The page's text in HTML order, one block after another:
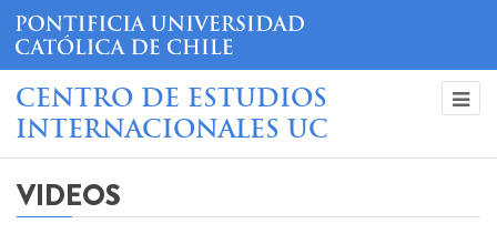
CENTRO DE ESTUDIOS
INTERNACIONALES UC
VIDEOS